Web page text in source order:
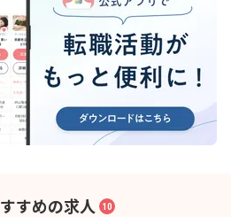
すめの求人 10